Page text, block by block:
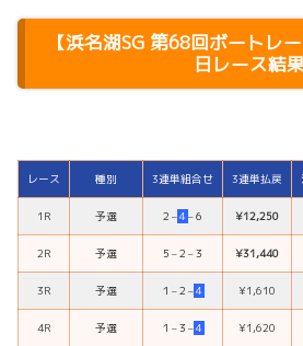
【浜名湖SG 第68回ボートレ
日レース結
レース 種別 3連単組合せ 3連単払戻
1R 予選 ２ –４–６ ¥12,250
2R 予選 ５ –２ –３ ¥31,440
3R 予選 １ –２ –４ ¥1,610
4R 予選 １ –３ –４ ¥1,620